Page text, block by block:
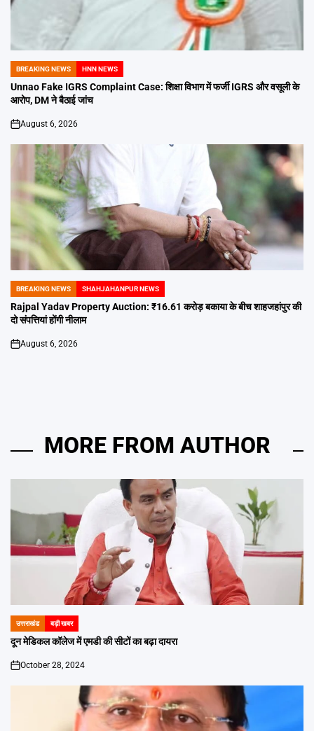
POSTED
IN
BREAKING NEWS HNN NEWS
Unnao Fake IGRS Complaint Case: शिक्षा विभाग में फर्जी IGRS और वसूली के
आरोप, DM ने बैठाई जांच
on
August 6, 2026
POSTED
IN
BREAKING NEWS SHAHJAHANPUR NEWS
Rajpal Yadav Property Auction: ₹16.61 करोड़ बकाया के बीच शाहजहांपुर की
दो संपत्तियां होंगी नीलाम
on
August 6, 2026
MORE FROM AUTHOR
POSTED
IN
उत्तराखंड बड़ी खबर
दून मेडिकल कॉलेज में एमडी की सीटों का बढ़ा दायरा
on
October 28, 2024